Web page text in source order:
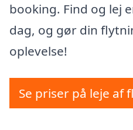
booking. Find og lej
dag, og gør din
oplevelse!
Se priser på leje af